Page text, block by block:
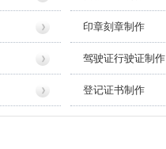
印章刻章制作
驾驶证行驶证制作
登记证书制作